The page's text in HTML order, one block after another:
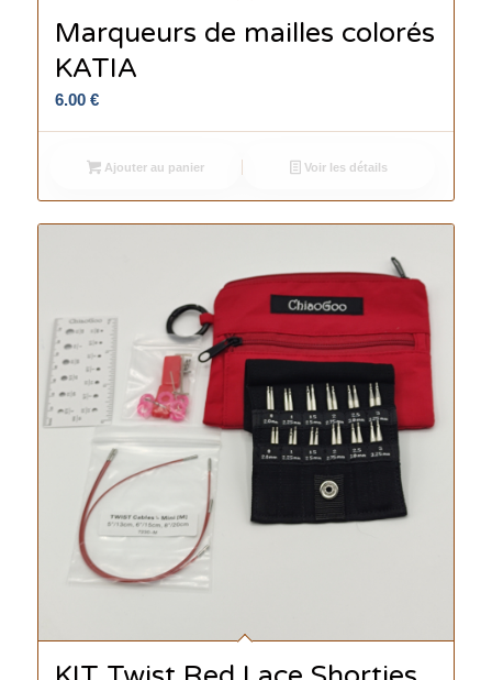
Marqueurs de mailles colorés
KATIA
6.00 €
Ajouter au panier Voir les détails